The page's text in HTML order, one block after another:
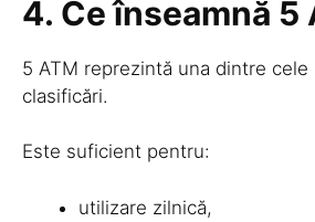
4. Ce înseamnă 5
5 ATM reprezintă una dintre cele
clasificări.
Este suficient pentru:
utilizare zilnică,